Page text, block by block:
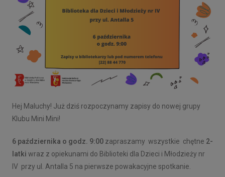
Hej Maluchy! Już dziś rozpoczynamy zapisy do nowej grupy
Klubu Mini Mini!
6 października o godz. 9:00 zapraszamy wszystkie chętne 2-
latki wraz z opiekunami do Biblioteki dla Dzieci i Młodzieży nr
IV przy ul. Antalla 5 na pierwsze powakacyjne spotkanie.